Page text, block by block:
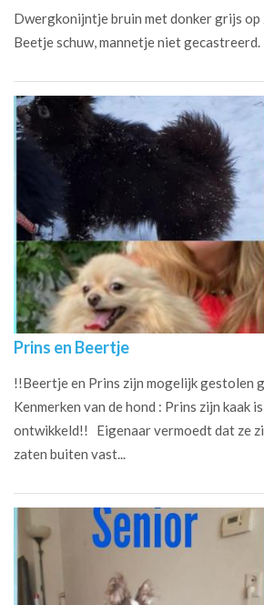
Dwergkonijntje bruin met donker grijs op
Beetje schuw, mannetje niet gecastreerd.
Prins en Beertje
!!Beertje en Prins zijn mogelijk gestolen
Kenmerken van de hond : Prins zijn kaak
ontwikkeld!! Eigenaar vermoedt dat ze
zaten buiten vast...